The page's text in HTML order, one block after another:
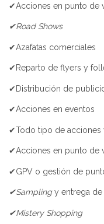
✔Acciones en punto de
✔Road Shows
✔Azafatas comerciales
✔Reparto de flyers y
✔Distribución de
✔Acciones en eventos
✔Todo tipo de acciones
✔Acciones en punto de
✔GPV o gestión de
✔Samplingy entrega de
✔Mistery Shopping